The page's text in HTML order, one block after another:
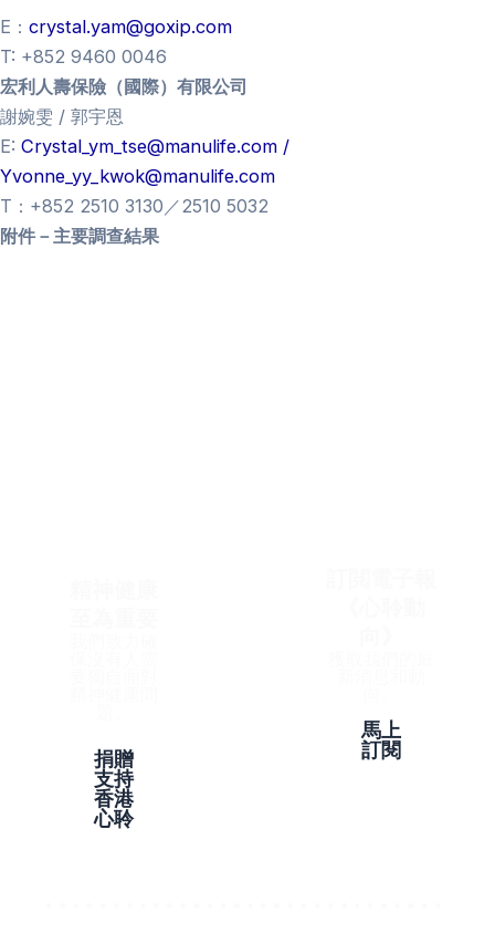
E： crystal.yam@goxip.com
T: +852 9460 0046
宏利人壽保險（國際）有限公司
謝婉雯 / 郭宇恩
E: Crystal_ym_tse@manulife.com /
Yvonne_yy_kwok@manulife.com
T：+852 2510 3130／2510 5032
附件－主要調查結果
捐贈
支持
香港
心聆
馬上
訂閱